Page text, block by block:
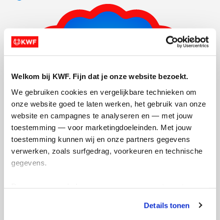
Welkom bij KWF. Fijn dat je onze website bezoekt.
We gebruiken cookies en vergelijkbare technieken om
onze website goed te laten werken, het gebruik van onze
website en campagnes te analyseren en — met jouw
toestemming — voor marketingdoeleinden. Met jouw
toestemming kunnen wij en onze partners gegevens
verwerken, zoals surfgedrag, voorkeuren en technische
gegevens.
tonen. Je kunt je toestemming op elk moment wijzigen of
Details tonen